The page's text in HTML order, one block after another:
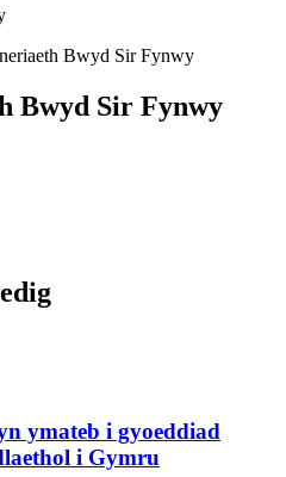
Bwyd Sir Fynwy
Bwyd Sir Fynwy
ymateb i gyoeddiad
i Gymru